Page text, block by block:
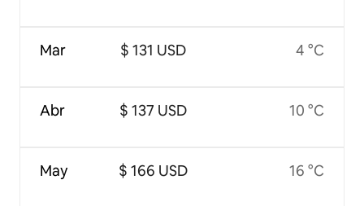
Mar
Abr
May
$ 131 USD
$ 137 USD
$ 166 USD
4 °C
10 °C
16 °C